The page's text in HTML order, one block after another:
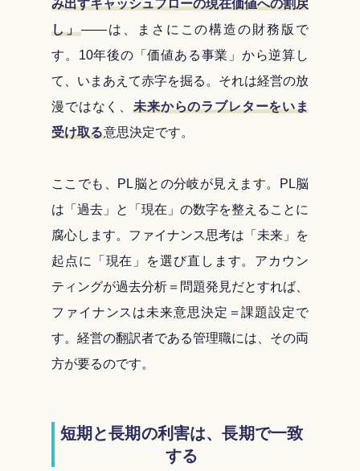
み出すキャッシュフローの現在価値への割戻
し」――は、まさにこの構造の財務版で
す。10年後の「価値ある事業」から逆算し
て、いまあえて赤字を掘る。それは経営の放
漫ではなく、 未来からのラブレターをいま
受け取る意思決定です。
ここでも、PL脳との分岐が見えます。PL脳
は「過去」と「現在」の数字を整えることに
腐心します。ファイナンス思考は「未来」を
起点に「現在」を選び直します。アカウン
ティングが過去分析＝問題発見だとすれば、
ファイナンスは未来意思決定＝課題設定で
す。経営の翻訳者である管理職には、その両
方が要るのです。
短期と長期の利害は、長期で一致
する